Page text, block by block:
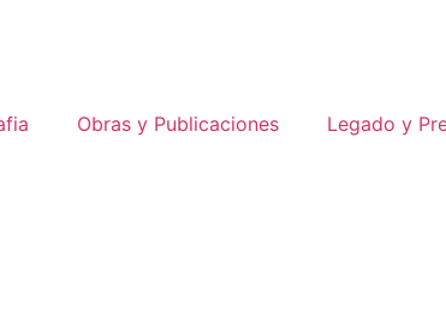
Obras y Publicaciones Legado y